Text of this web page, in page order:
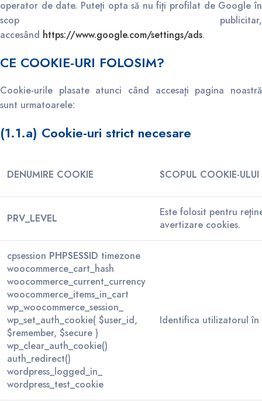
operator de date. Puteţi opta să nu fiţi profilat de Google în
scop publicitar,
accesând https://www.google.com/settings/ads.
CE COOKIE-URI FOLOSIM?
Cookie-urile plasate atunci când accesaţi pagina noastră
sunt urmatoarele:
(1.1.a) Cookie-uri strict necesare
DENUMIRE COOKIE SCOPUL COOKIE-ULUI
PRV_LEVEL
Este folosit pentru
avertizare cookies.
cpsession PHPSESSID timezone
woocommerce_cart_hash
woocommerce_current_currency
woocommerce_items_in_cart
wp_woocommerce_session_
wp_set_auth_cookie( $user_id,
$remember, $secure )
wp_clear_auth_cookie()
auth_redirect()
wordpress_logged_in_
wordpress_test_cookie
Identifica utilizatorul în